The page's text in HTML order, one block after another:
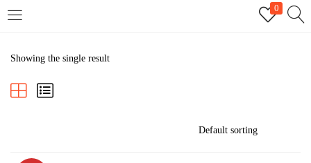
0
REGISTER
Showing the single result